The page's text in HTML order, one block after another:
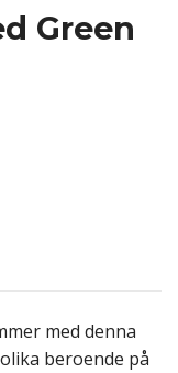
Green
med denna
beroende på